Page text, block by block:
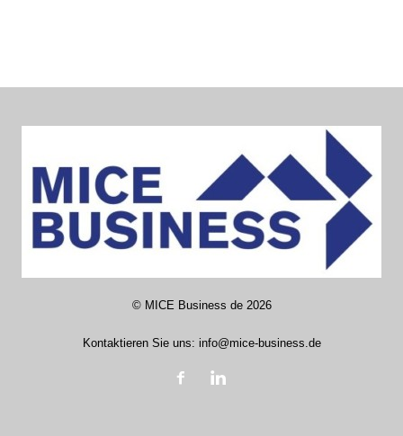
© MICE Business de2026
Kontaktieren Sie uns: info@mice-business.de